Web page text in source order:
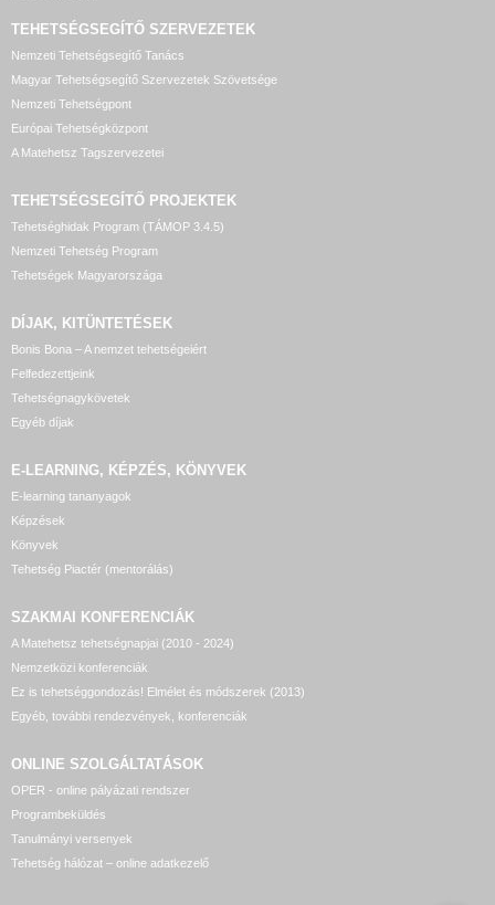
TEHETSÉGSEGÍTŐ SZERVEZETEK
Nemzeti Tehetségsegítő Tanács
Magyar Tehetségsegítő Szervezetek Szövetsége
Nemzeti Tehetségpont
Európai Tehetségközpont
A Matehetsz Tagszervezetei
TEHETSÉGSEGÍTŐ PROJEKTEK
Tehetséghidak Program (TÁMOP 3.4.5)
Nemzeti Tehetség Program
Tehetségek Magyarországa
DÍJAK, KITÜNTETÉSEK
Bonis Bona – A nemzet tehetségeiért
Felfedezettjeink
Tehetségnagykövetek
Egyéb díjak
E-LEARNING, KÉPZÉS, KÖNYVEK
E-learning tananyagok
Képzések
Könyvek
Tehetség Piactér (mentorálás)
SZAKMAI KONFERENCIÁK
A Matehetsz tehetségnapjai (2010 - 2024)
Nemzetközi konferenciák
Ez is tehetséggondozás! Elmélet és módszerek (2013)
Egyéb, további rendezvények, konferenciák
ONLINE SZOLGÁLTATÁSOK
OPER - online pályázati rendszer
Programbeküldés
Tanulmányi versenyek
Tehetség hálózat – online adatkezelő